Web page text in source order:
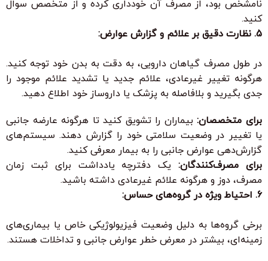
نامشخص بود، از مصرف آن خودداری کرده و از متخصص سوال
کنید.
5. نظارت دقیق بر علائم و گزارش عوارض:
در طول مصرف گیاهان دارویی، به دقت به بدن خود توجه کنید.
هرگونه تغییر غیرعادی، علائم جدید یا تشدید علائم موجود را
جدی بگیرید و بلافاصله به پزشک یا داروساز خود اطلاع دهید.
برای متخصصان:بیماران را تشویق کنید تا هرگونه عارضه جانبی
یا تغییر در وضعیت سلامتی خود را گزارش دهند. سیستم‌های
گزارش‌دهی عوارض جانبی را به بیمار معرفی کنید.
برای مصرف‌کنندگان:یک دفترچه یادداشت برای ثبت زمان
مصرف، دوز و هرگونه علائم غیرعادی داشته باشید.
6. احتیاط ویژه در گروه‌های حساس:
برخی گروه‌ها به دلیل وضعیت فیزیولوژیکی خاص یا بیماری‌های
زمینه‌ای، بیشتر در معرض خطر عوارض جانبی و تداخلات هستند.